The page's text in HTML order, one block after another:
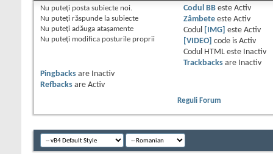
Nu puteţi posta subiecte noi.
Nu puteţi răspunde la subiecte
Nu puteţi adăuga ataşamente
Nu puteţi modifica posturile proprii
Codul BBeste Activ
Zâmbeteeste Activ
Codul
[IMG] este Activ
[VIDEO]
code is Activ
Codul HTML este
Inactiv
Trackbacksare
Inactiv
Pingbacks are
Inactiv
Refbacks are Activ
Reguli Forum